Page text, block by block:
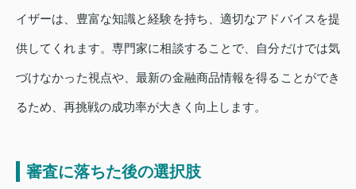
イザーは、豊富な知識と経験を持ち、適切なアドバイスを提
供してくれます。専門家に相談することで、自分だけでは気
づけなかった視点や、最新の金融商品情報を得ることができ
るため、再挑戦の成功率が大きく向上します。
審査に落ちた後の選択肢